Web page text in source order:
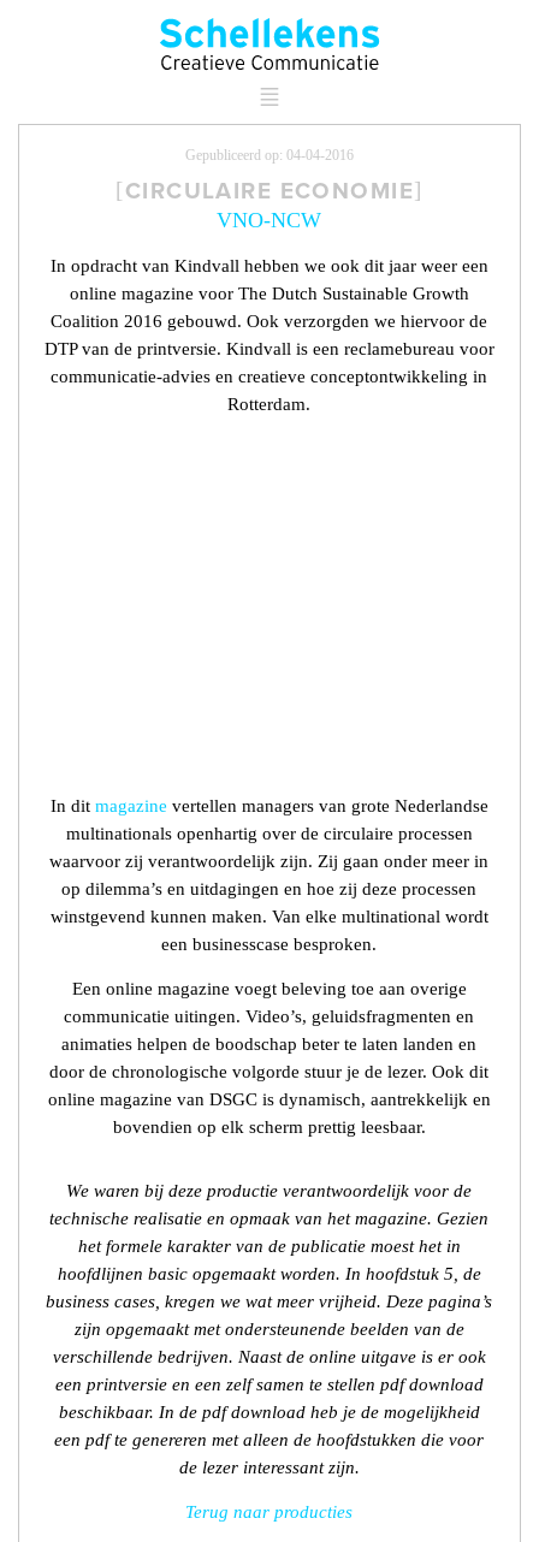
Gepubliceerd op: 04-04-2016
CIRCULAIRE ECONOMIE
VNO-NCW
In opdracht van Kindvall hebben we ook dit jaar weer een
online magazine voor The Dutch Sustainable Growth
Coalition 2016 gebouwd. Ook verzorgden we hiervoor de
DTP van de printversie. Kindvall is een reclamebureau voor
communicatie-advies en creatieve conceptontwikkeling in
Rotterdam.
In dit magazine vertellen managers van grote Nederlandse
multinationals openhartig over de circulaire processen
waarvoor zij verantwoordelijk zijn. Zij gaan onder meer in
op dilemma’s en uitdagingen en hoe zij deze processen
winstgevend kunnen maken. Van elke multinational wordt
een businesscase besproken.
Een online magazine voegt beleving toe aan overige
communicatie uitingen. Video’s, geluidsfragmenten en
animaties helpen de boodschap beter te laten landen en
door de chronologische volgorde stuur je de lezer. Ook dit
online magazine van DSGC is dynamisch, aantrekkelijk en
bovendien op elk scherm prettig leesbaar.
We waren bij deze productie verantwoordelijk voor de
technische realisatie en opmaak van het magazine. Gezien
het formele karakter van de publicatie moest het in
hoofdlijnen basic opgemaakt worden. In hoofdstuk 5, de
business cases, kregen we wat meer vrijheid. Deze pagina’s
zijn opgemaakt met ondersteunende beelden van de
verschillende bedrijven. Naast de online uitgave is er ook
een printversie en een zelf samen te stellen pdf download
beschikbaar. In de pdf download heb je de mogelijkheid
een pdf te genereren met alleen de hoofdstukken die voor
de lezer interessant zijn.
Terug naar producties